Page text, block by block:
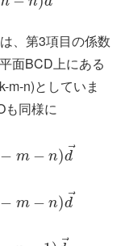
、第3項目の係数
面BCD上にある
m-n)としていま
も同様に
− m − n)d ⃗
− m − n)d ⃗